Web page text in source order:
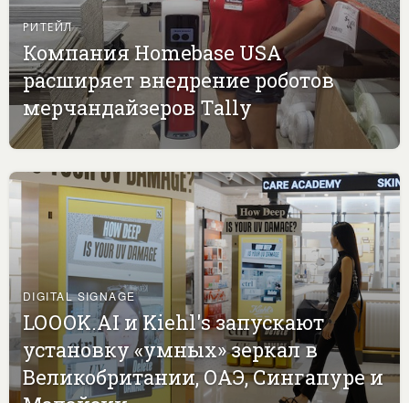
РИТЕЙЛ
Компания Homebase USA
расширяет внедрение роботов
мерчандайзеров Tally
DIGITAL SIGNAGE
LOOOK.AI и Kiehl's запускают
установку «умных» зеркал в
Великобритании, ОАЭ, Сингапуре и